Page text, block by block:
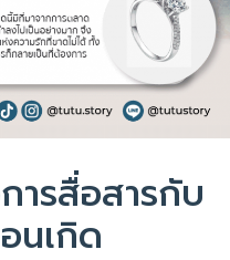
ารสื่อสารกับ
นเกิด